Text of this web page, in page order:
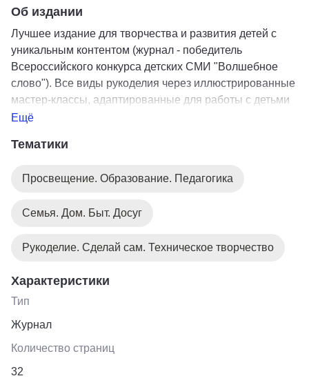
Об издании
Лучшее издание для творчества и развития детей с
уникальным контентом (журнал - победитель
Всероссийского конкурса детских СМИ "Волшебное
слово"). Все виды рукоделия через иллюстрированные
мастер-классы, адаптированные для работы с детьми
3-10 лет - дома, в библиотеке, в школе, в садике.
мастерам поделиться своими знаниями и станет
подписку на 12 месяцев.
Ещё
Тематики
Просвещение. Образование. Педагогика
Семья. Дом. Быт. Досуг
Рукоделие. Сделай сам. Техническое творчество
Характеристики
Тип
Журнал
Количество страниц
32